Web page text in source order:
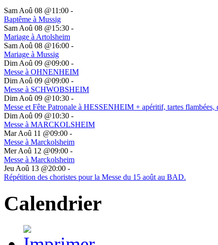
Sam Aoû 08 @11:00 -
Baptême à Mussig
Sam Aoû 08 @15:30 -
Mariage à Artolsheim
Sam Aoû 08 @16:00 -
Mariage à Mussig
Dim Aoû 09 @09:00 -
Messe à OHNENHEIM
Dim Aoû 09 @09:00 -
Messe à SCHWOBSHEIM
Dim Aoû 09 @10:30 -
Messe et Fête Patronale à HESSENHEIM + apéritif, tartes flambées,
Dim Aoû 09 @10:30 -
Messe à MARCKOLSHEIM
Mar Aoû 11 @09:00 -
Messe à Marckolsheim
Mer Aoû 12 @09:00 -
Messe à Marckolsheim
Jeu Aoû 13 @20:00 -
Répétition des choristes pour la Messe du 15 août au BAD.
Calendrier